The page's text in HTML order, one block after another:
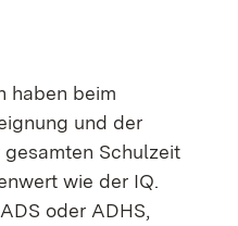
haben beim
und der
Schulzeit
wie der IQ.
oder ADHS,